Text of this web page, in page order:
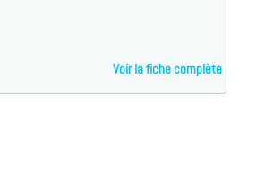
Voir la fiche complète